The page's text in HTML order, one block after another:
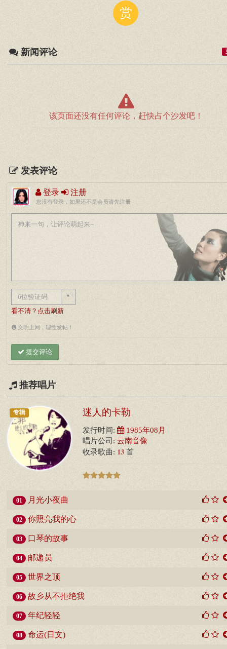
赏
新闻评论
该页面还没有任何评论，赶快占个沙发吧！
发表评论
登录 注册
您没有登录，如果还不是会员请先注册
*
看不清？点击刷新
文明上网，理性发帖！
提交评论
推荐唱片
专辑 迷人的卡勒
发行时间: 1985年08月
唱片公司: 云南音像
收录歌曲: 13 首
01 月光小夜曲
02 你照亮我的心
03 口琴的故事
04 邮递员
05 世界之顶
06 故乡从不拒绝我
07 年纪轻轻
08 命运(日文)